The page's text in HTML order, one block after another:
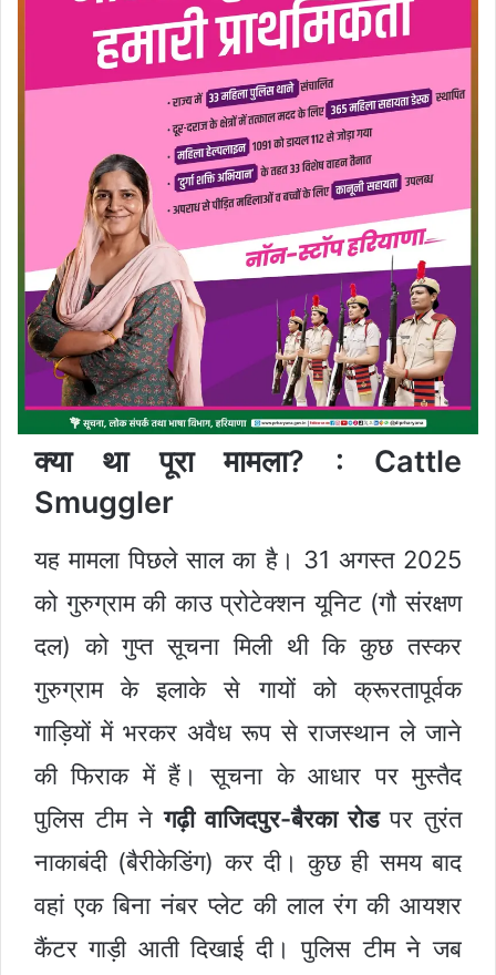
क्या था पूरा मामला? : Cattle
Smuggler
यह मामला पिछले साल का है। 31 अगस्त 2025
को गुरुग्राम की काउ प्रोटेक्शन यूनिट (गौ संरक्षण
दल) को गुप्त सूचना मिली थी कि कुछ तस्कर
गुरुग्राम के इलाके से गायों को क्रूरतापूर्वक
गाड़ियों में भरकर अवैध रूप से राजस्थान ले जाने
की फिराक में हैं। सूचना के आधार पर मुस्तैद
पुलिस टीम नेगढ़ी वाजिदपुर-बैरका रोडपर तुरंत
नाकाबंदी (बैरीकेडिंग) कर दी। कुछ ही समय बाद
वहां एक बिना नंबर प्लेट की लाल रंग की आयशर
कैंटर गाड़ी आती दिखाई दी। पुलिस टीम ने जब